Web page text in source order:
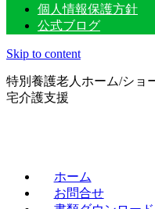
個人情報保護方針
公式ブログ
Skip to content
特別養護老人ホーム/ショ
宅介護支援
ホーム
お問合せ